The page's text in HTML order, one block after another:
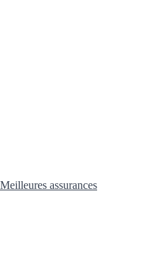
Meilleures assurances